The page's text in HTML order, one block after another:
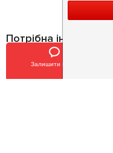
Залишити відгук
Потрібна
Завантажуйте